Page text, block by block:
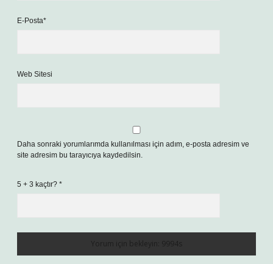
E-Posta*
Web Sitesi
Daha sonraki yorumlarımda kullanılması için adım, e-posta adresim ve
site adresim bu tarayıcıya kaydedilsin.
5 + 3 kaçtır? *